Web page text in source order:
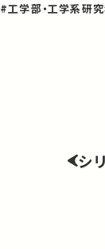
#工学部・工学系研
シ